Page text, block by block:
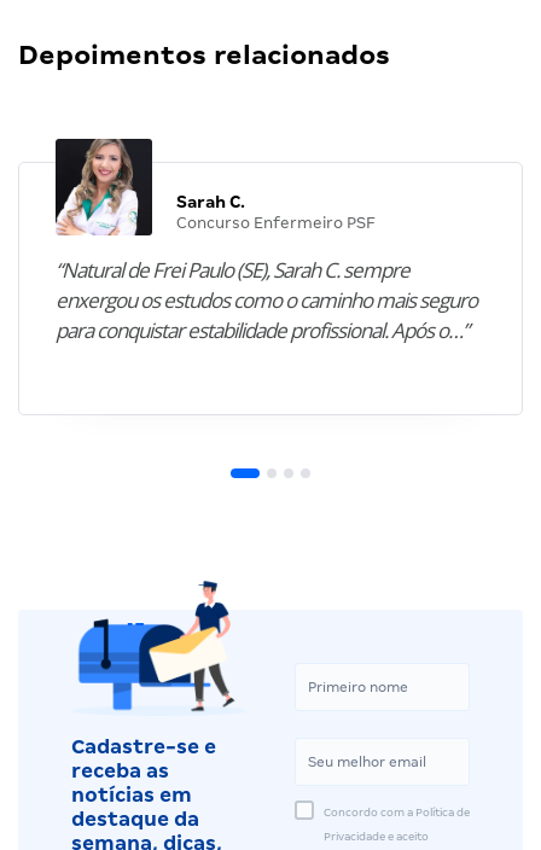
Depoimentos relacionados
Sarah C.
Concurso Enfermeiro PSF
“Natural de Frei Paulo (SE), Sarah C. sempre
enxergou os estudos como o caminho mais seguro
para conquistar estabilidade profissional. Após o…”
Cadastre-se e
receba as
notícias em
destaque da
semana, dicas,
Concordo com a Política de
Privacidade e aceito